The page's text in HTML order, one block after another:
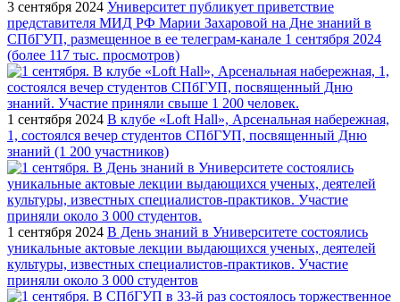
3 сентября 2024 Университет публикует приветствие
представителя МИД РФ Марии Захаровой на Дне знаний в
СПбГУП, размещенное в ее телеграм-канале 1 сентября 2024
(более 117 тыс. просмотров)
1 сентября 2024 В клубе «Loft Hall», Арсенальная набережная,
1, состоялся вечер студентов СПбГУП, посвященный Дню
знаний (1 200 участников)
1 сентября 2024 В День знаний в Университете состоялись
уникальные актовые лекции выдающихся ученых, деятелей
культуры, известных специалистов-практиков. Участие
приняли около 3 000 студентов